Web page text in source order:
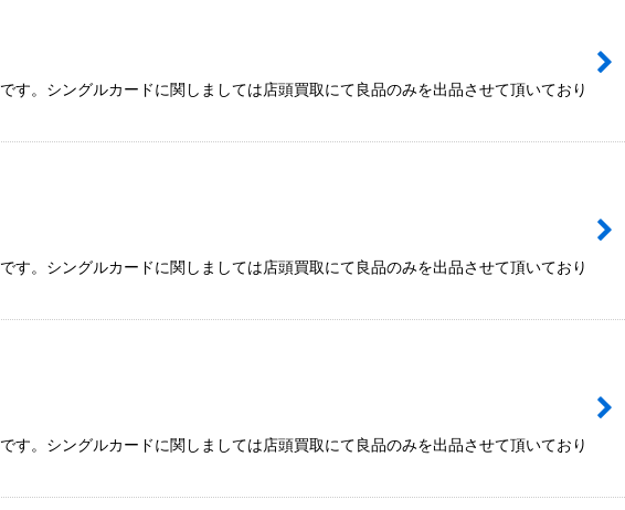
。シングルカードに関しましては店頭買取にて良品のみを出品させて頂いており
。シングルカードに関しましては店頭買取にて良品のみを出品させて頂いており
。シングルカードに関しましては店頭買取にて良品のみを出品させて頂いており